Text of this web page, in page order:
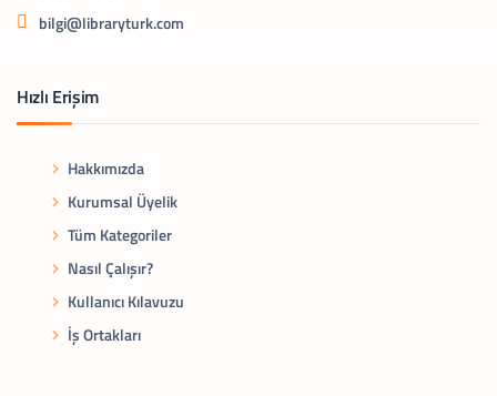
bilgi@libraryturk.com
Hızlı Erişim
Hakkımızda
Kurumsal Üyelik
Tüm Kategoriler
Nasıl Çalışır?
Kullanıcı Kılavuzu
İş Ortakları